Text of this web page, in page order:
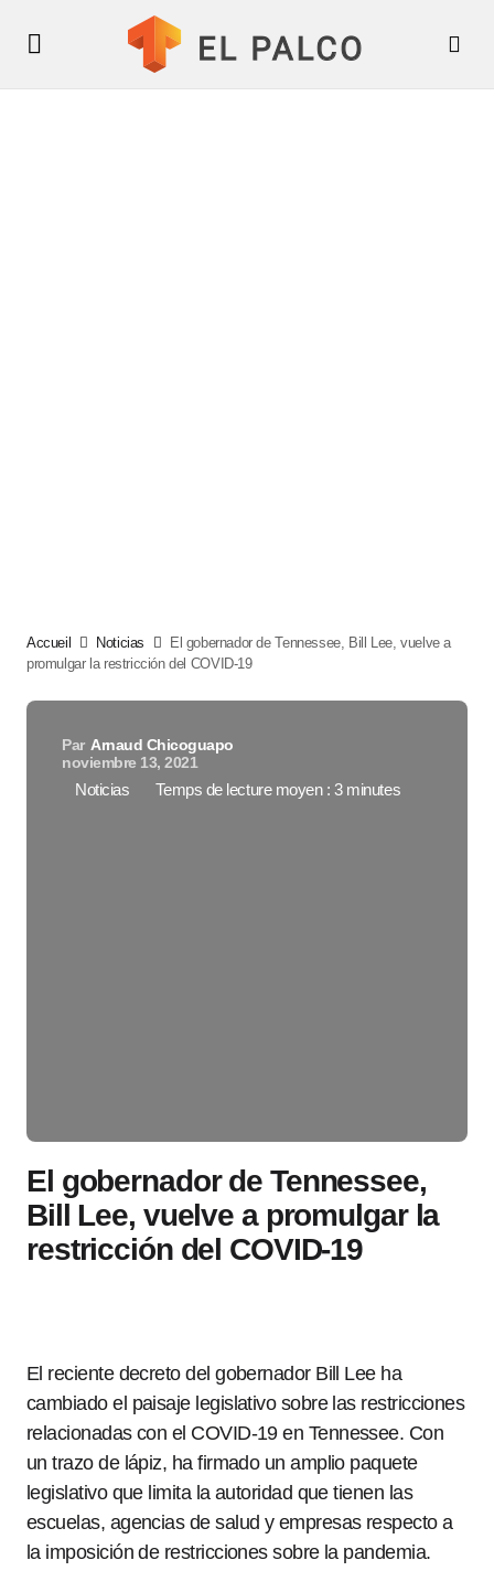
Accueil Noticias
El gobernador de Tennessee, Bill Lee, vuelve a
promulgar la restricción del COVID-19
Par Arnaud Chicoguapo
noviembre 13, 2021
Noticias Temps de lecture moyen : 3 minutes
El gobernador de Tennessee,
Bill Lee, vuelve a promulgar la
restricción del COVID-19
El reciente decreto del gobernador Bill Lee ha
cambiado el paisaje legislativo sobre las restricciones
relacionadas con el COVID-19 en Tennessee. Con
un trazo de lápiz, ha firmado un amplio paquete
legislativo que limita la autoridad que tienen las
escuelas, agencias de salud y empresas respecto a
la imposición de restricciones sobre la pandemia.